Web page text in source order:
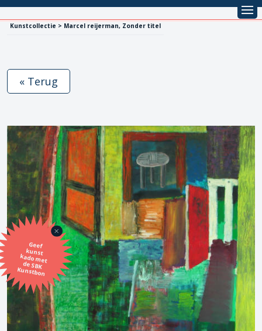
Kunstcollectie > Marcel reijerman, Zonder titel
Geef
kunst
kado met
de SBK
Kunstbon
« Terug